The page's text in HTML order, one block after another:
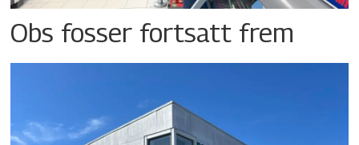
Obs fosser fortsatt frem